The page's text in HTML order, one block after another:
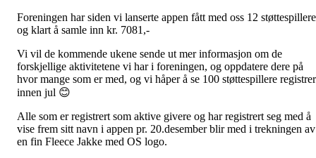
Foreningen har siden vi lanserte appen fått med oss 12 støttespillere
og klart å samle inn kr. 7081,-
Vi vil de kommende ukene sende ut mer informasjon om de
forskjellige aktivitetene vi har i foreningen, og oppdatere dere på
hvor mange som er med, og vi håper å se 100 støttespillere
innen jul 😊
Alle som er registrert som aktive givere og har registrert seg med å
vise frem sitt navn i appen pr. 20.desember blir med i trekningen av
en fin Fleece Jakke med OS logo.